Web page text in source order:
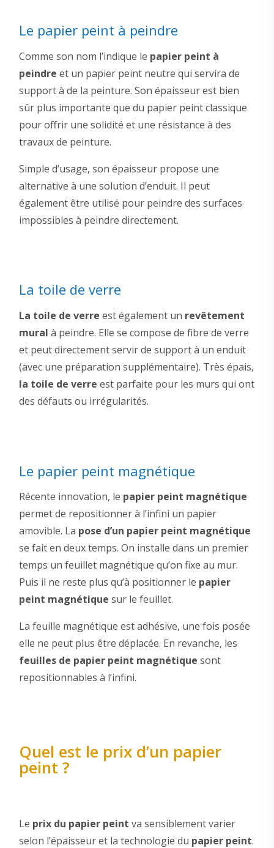
Le papier peint à peindre
Comme son nom l’indique le papier peint à
peindre et un papier peint neutre qui servira de
support à de la peinture. Son épaisseur est bien
sûr plus importante que du papier peint classique
pour offrir une solidité et une résistance à des
travaux de peinture.
Simple d’usage, son épaisseur propose une
alternative à une solution d’enduit. Il peut
également être utilisé pour peindre des surfaces
impossibles à peindre directement.
La toile de verre
La toile de verre est également un revêtement
mural à peindre. Elle se compose de fibre de verre
et peut directement servir de support à un enduit
(avec une préparation supplémentaire). Très épais,
la toile de verre est parfaite pour les murs qui ont
des défauts ou irrégularités.
Le papier peint magnétique
Récente innovation, le papier peint magnétique
permet de repositionner à l’infini un papier
amovible. La pose d’un papier peint magnétique
se fait en deux temps. On installe dans un premier
temps un feuillet magnétique qu’on fixe au mur.
Puis il ne reste plus qu’à positionner le papier
peint magnétique sur le feuillet.
La feuille magnétique est adhésive, une fois posée
elle ne peut plus être déplacée. En revanche, les
feuilles de papier peint magnétique sont
repositionnables à l’infini.
Quel est le prix d’un papier
peint ?
Le prix du papier peint va sensiblement varier
selon l’épaisseur et la technologie du papier peint.